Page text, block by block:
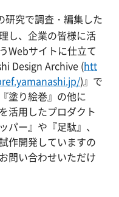
研究で調査・編集した
し、企業の皆様に活
Webサイトに仕立て
Design Archive (htt
)』で
塗り絵巻』の他に
活用したプロダクト
パー』や『足駄』、
作開発していますの
問い合わせいただけ